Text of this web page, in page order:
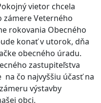
vietor chcela
Veterného
rokovania Obecného
konať v utorok, dňa
obecného úradu.
zastupiteľstva
na čo najvyššiu účasť na
výstavby
obci.